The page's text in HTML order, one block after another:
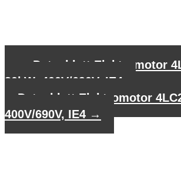
Datenblatt Elektromotor
30kW, 400V/690V, IE4
Datenblatt Elektromotor
400V/690V, IE4 →